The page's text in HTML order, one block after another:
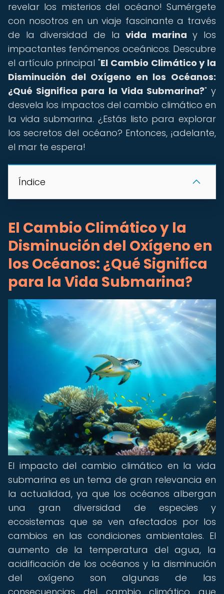
revelar los misterios del océano! Sumérgete
con nosotros en un viaje fascinante a través
de la diversidad de lavida marina y los
impactantes fenómenos oceánicos. Descubre
el artículo principal "El Cambio Climático y la
Disminución del Oxígeno en los Océanos:
¿Qué Significa para la Vida Submarina?" y
desvela los impactos del cambio climático en
la vida submarina. ¿Estás listo para explorar
los secretos del océano? Entonces, ¡adelante,
el mar te espera!
Índice
El Cambio Climático y la
Disminución del Oxígeno en
los Océanos: ¿Qué Significa
para la Vida Submarina?
El impacto del cambio climático en la vida
submarina es un tema de gran relevancia en
la actualidad, ya que los océanos albergan
una gran diversidad de especies y
ecosistemas que se ven afectados por los
cambios en las condiciones ambientales. El
aumento de la temperatura del agua, la
acidificación de los océanos y la disminución
del oxígeno son algunas de las